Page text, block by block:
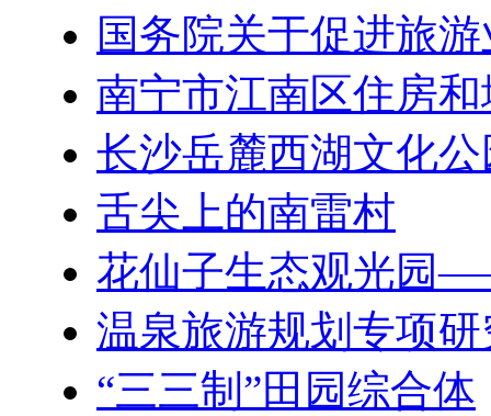
国务院关于促进旅
南宁市江南区住房
长沙岳麓西湖文化
舌尖上的南雷村
花仙子生态观光园
温泉旅游规划专项研
“三三制”田园综合体